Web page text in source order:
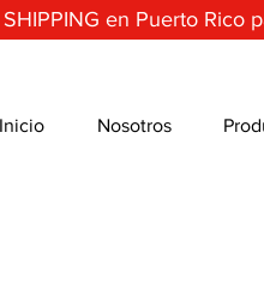
SHIPPING en Puerto Rico
Inicio Nosotros